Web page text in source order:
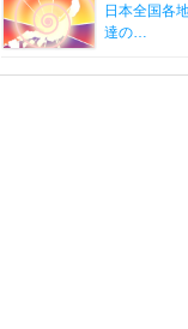
日本全国各
達の…